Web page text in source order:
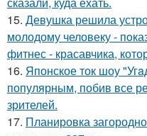
15. Девушка решила
молодому человеку -
фитнес - красавчика,
16. Японское ток шоу
популярным, побив все
зрителей.
17. Планировка